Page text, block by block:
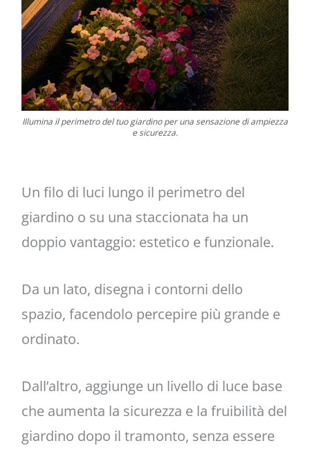
Illumina il perimetro del tuo giardino per una sensazione di ampiezza
e sicurezza.
Un filo di luci lungo il perimetro del
giardino o su una staccionata ha un
doppio vantaggio: estetico e funzionale.
Da un lato, disegna i contorni dello
spazio, facendolo percepire più grande e
ordinato.
Dall’altro, aggiunge un livello di luce base
che aumenta la sicurezza e la fruibilità del
giardino dopo il tramonto, senza essere